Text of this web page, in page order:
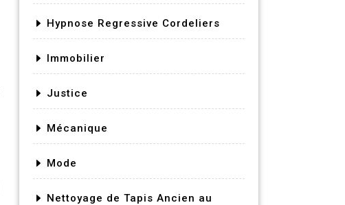
Hypnose Regressive Cordeliers
Immobilier
Justice
Mécanique
Mode
Nettoyage de Tapis Ancien au